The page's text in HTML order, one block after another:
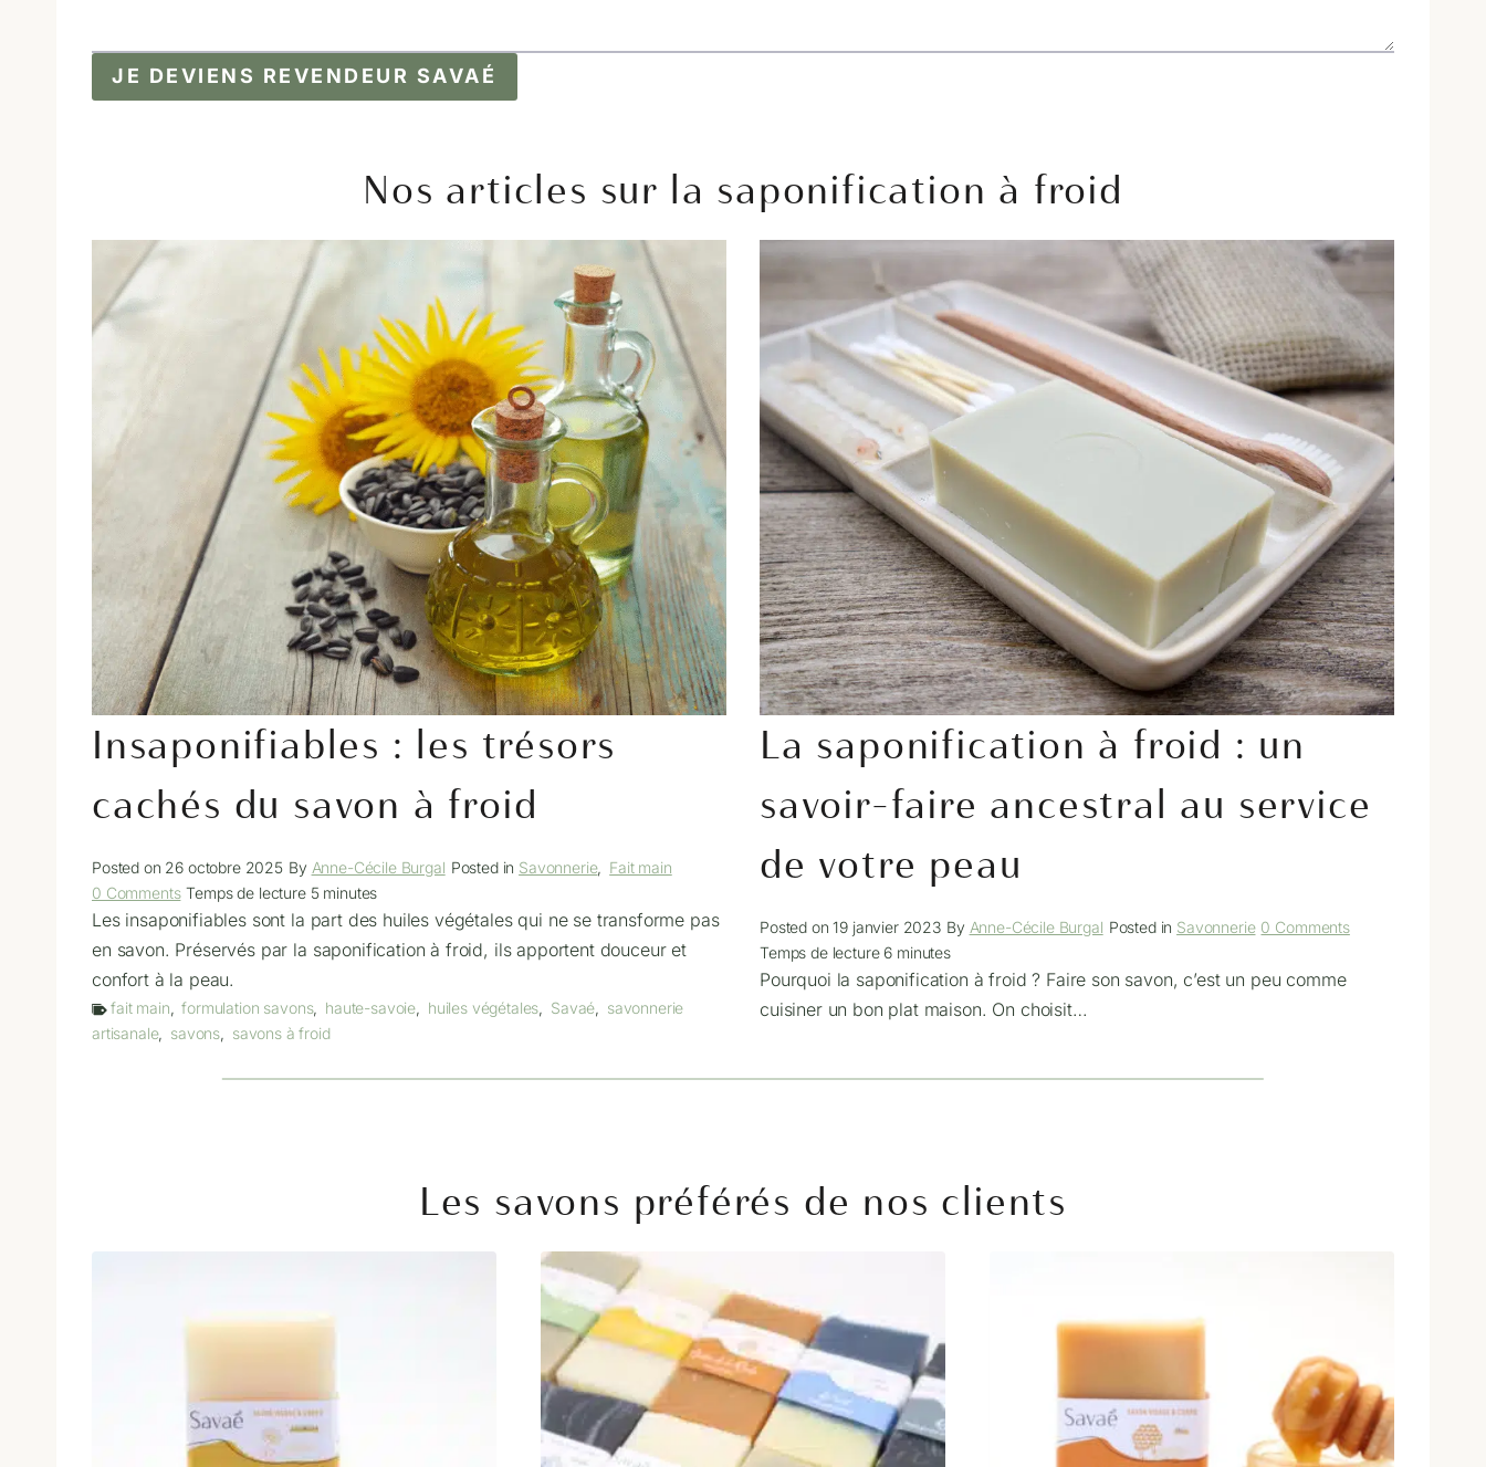
JE DEVIENS REVENDEUR SAVAÉ
Nos articles sur la saponification à froid
Insaponifiables : les trésors
cachés du savon à froid
Posted on 26 octobre 2025 By Anne-Cécile Burgal Posted in Savonnerie, Fait main
0 Comments Temps de lecture5 minutes
Les insaponifiables sont la part des huiles végétales qui ne se transforme pas
en savon. Préservés par la saponification à froid, ils apportent douceur et
confort à la peau.
fait main, formulation savons, haute-savoie, huiles végétales, Savaé, savonnerie
artisanale, savons, savons à froid
La saponification à froid : un
savoir-faire ancestral au service
de votre peau
Posted on19 janvier 2023 By Anne-Cécile Burgal Posted in Savonnerie 0 Comments
Temps de lecture6 minutes
Pourquoi la saponification à froid ? Faire son savon, c’est un peu comme
cuisiner un bon plat maison. On choisit…
Les savons préférés de nos clients